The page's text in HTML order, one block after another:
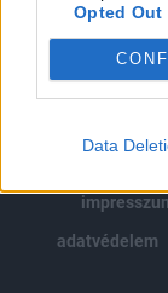
Opted Out
Data
adatvédelem